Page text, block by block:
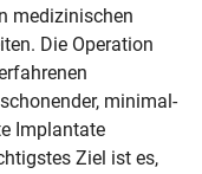
medizinischen
Die Operation
minimal-
Implantate
Ziel ist es,